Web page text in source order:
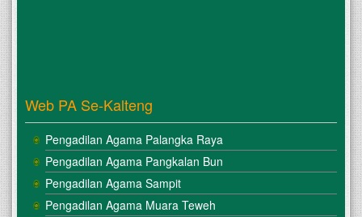
Web PA Se-Kalteng
Pengadilan Agama Palangka Raya
Pengadilan Agama Pangkalan Bun
Pengadilan Agama Sampit
Pengadilan Agama Muara Teweh